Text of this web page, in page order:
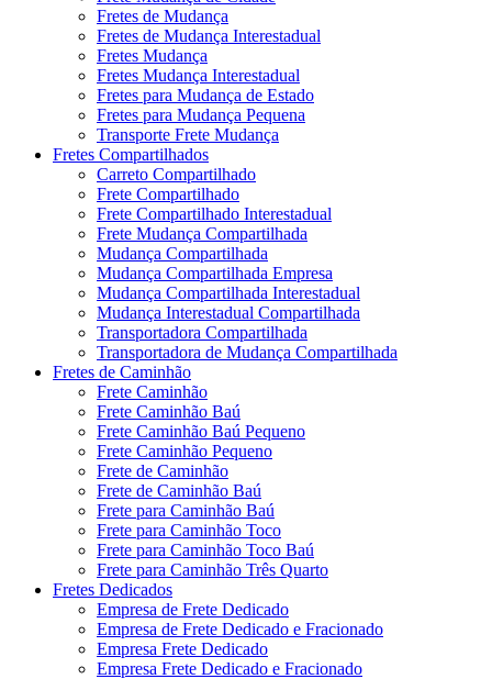
Fretes de Mudança
Fretes de Mudança Interestadual
Fretes Mudança
Fretes Mudança Interestadual
Fretes para Mudança de Estado
Fretes para Mudança Pequena
Transporte Frete Mudança
Fretes Compartilhados
Carreto Compartilhado
Frete Compartilhado
Frete Compartilhado Interestadual
Frete Mudança Compartilhada
Mudança Compartilhada
Mudança Compartilhada Empresa
Mudança Compartilhada Interestadual
Mudança Interestadual Compartilhada
Transportadora Compartilhada
Transportadora de Mudança Compartilhada
Fretes de Caminhão
Frete Caminhão
Frete Caminhão Baú
Frete Caminhão Baú Pequeno
Frete Caminhão Pequeno
Frete de Caminhão
Frete de Caminhão Baú
Frete para Caminhão Baú
Frete para Caminhão Toco
Frete para Caminhão Toco Baú
Frete para Caminhão Três Quarto
Fretes Dedicados
Empresa de Frete Dedicado
Empresa de Frete Dedicado e Fracionado
Empresa Frete Dedicado
Empresa Frete Dedicado e Fracionado